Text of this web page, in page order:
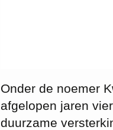
Onder de noemer
afgelopen jaren
duurzame